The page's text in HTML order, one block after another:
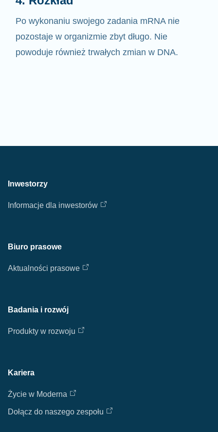
Po wykonaniu swojego zadania mRNA nie
pozostaje w organizmie zbyt długo. Nie
powoduje również trwałych zmian w DNA.
Inwestorzy
Informacje dla inwestorów
Biuro prasowe
Aktualności prasowe
Badania i rozwój
Produkty w rozwoju
Kariera
Życie w Moderna
Dołącz do naszego zespołu